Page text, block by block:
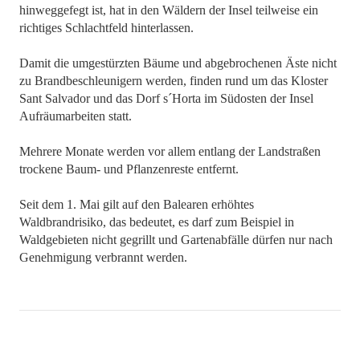
hinweggefegt ist, hat in den Wäldern der Insel teilweise ein
richtiges Schlachtfeld hinterlassen.
Damit die umgestürzten Bäume und abgebrochenen Äste nicht
zu Brandbeschleunigern werden, finden rund um das Kloster
Sant Salvador und das Dorf s´Horta im Südosten der Insel
Aufräumarbeiten statt.
Mehrere Monate werden vor allem entlang der Landstraßen
trockene Baum- und Pflanzenreste entfernt.
Seit dem 1. Mai gilt auf den Balearen erhöhtes
Waldbrandrisiko, das bedeutet, es darf zum Beispiel in
Waldgebieten nicht gegrillt und Gartenabfälle dürfen nur nach
Genehmigung verbrannt werden.